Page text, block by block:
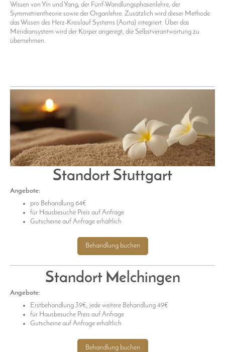
Wissen von Yin und Yang, der Fünf-Wandlungsphasenlehre, der
Symmetrientheorie sowie der Organlehre. Zusätzlich wird dieser Methode
das Wissen des Herz-Kreislauf Systems (Aorta) integriert. Über das
Meridiansystem wird der Körper angeregt, die Selbstverantwortung zu
übernehmen.
Standort Stuttgart
Angebote:
pro Behandlung 64€
für Hausbesuche Preis auf Anfrage
Gutscheine auf Anfrage erhältlich
Behandlung buchen
Standort Melchingen
Angebote:
Erstbehandlung 39€, jede weitere Behandlung 49€
für Hausbesuche Preis auf Anfrage
Gutscheine auf Anfrage erhältlich
Behandlung buchen